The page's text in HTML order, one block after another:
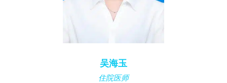
吴海玉
住院医师